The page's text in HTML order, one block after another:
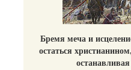
Бремя меча и
остаться